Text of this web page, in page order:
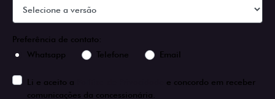
Preferência de contato:
Whatsapp
Telefone Email
Li e aceito a
e concordo em receber
comunicações da concessionária.